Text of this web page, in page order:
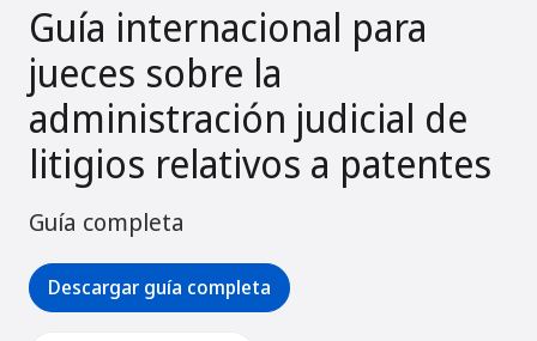
Guía internacional para
jueces sobre la
administración judicial de
litigios relativos a patentes
Guía completa
Descargar guía completa